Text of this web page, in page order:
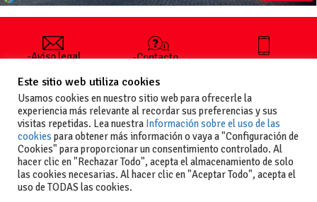
-Aviso legal
generales
de uso
-Política de
privacidad
-Política de
cookies
-Contacto
publicar un
anuncio
-Vende+
+34 627 35
Este sitio web utiliza cookies
Usamos cookies en nuestro sitio web para ofrecerle la
experiencia más relevante al recordar sus preferencias y sus
visitas repetidas. Lea nuestra Información sobre el uso de las
cookies para obtener más información o vaya a "Configuración de
Cookies" para proporcionar un consentimiento controlado. Al
hacer clic en "Rechazar Todo", acepta el almacenamiento de solo
las cookies necesarias. Al hacer clic en "Aceptar Todo", acepta el
uso de TODAS las cookies.